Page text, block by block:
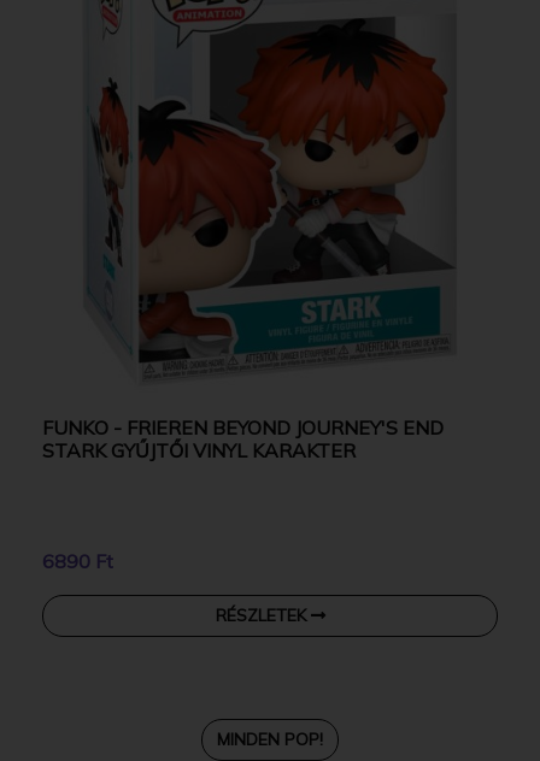
FUNKO - FRIEREN BEYOND JOURNEY'S END
STARK GYŰJTŐI VINYL KARAKTER
6890 Ft
RÉSZLETEK
MINDEN POP!